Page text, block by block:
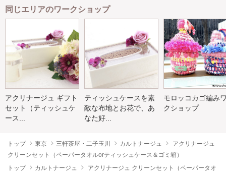
同じエリアのワークショップ
アクリナージュ ギフト
セット（ティッシュケ
ース...
ティッシュケースを素
敵な布地とお花で、あ
なた好...
モロッコカゴ編み
クショップ
トップ 東京 三軒茶屋・二子玉川 カルトナージュ
アクリナージュ
クリーンセット（ペーパータオルorティッシュケース＆ゴミ箱）
トップ
カルトナージュ
アクリナージュ クリーンセット（ペーパータオ